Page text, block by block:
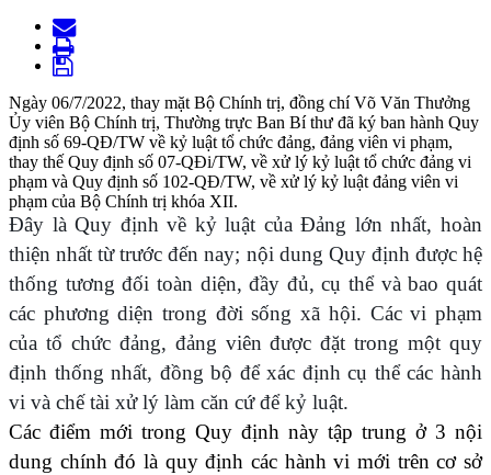
Ngày 06/7/2022, thay mặt Bộ Chính trị, đồng chí Võ Văn Thưởng
Ủy viên Bộ Chính trị, Thường trực Ban Bí thư đã ký ban hành Quy
định số 69-QĐ/TW về kỷ luật tổ chức đảng, đảng viên vi phạm,
thay thế Quy định số 07-QĐi/TW, về xử lý kỷ luật tổ chức đảng vi
phạm và Quy định số 102-QĐ/TW, về xử lý kỷ luật đảng viên vi
phạm của Bộ Chính trị khóa XII.
Đây là Quy định về kỷ luật của Đảng lớn nhất, hoàn
thiện nhất từ trước đến nay; nội dung Quy định được hệ
thống tương đối toàn diện, đầy đủ, cụ thể và bao quát
các phương diện trong đời sống xã hội. Các vi phạm
của tổ chức đảng, đảng viên được đặt trong một quy
định thống nhất, đồng bộ để xác định cụ thể các hành
vi và chế tài xử lý làm căn cứ để kỷ luật.
Các điểm mới trong Quy định này tập trung ở 3 nội
dung chính đó là quy định các hành vi mới trên cơ sở